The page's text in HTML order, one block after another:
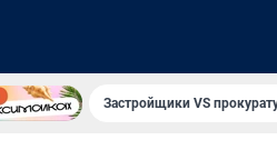
Застройщики VS